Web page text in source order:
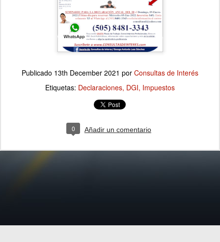
Publicado 13th December 2021 por Consultas de Interés
Etiquetas: Declaraciones DGI Impuestos
0 Añadir un comentario